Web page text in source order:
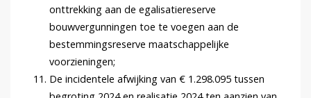
onttrekking aan de egalisatiereserve
bouwvergunningen toe te voegen aan de
bestemmingsreserve maatschappelijke
voorzieningen;
De incidentele afwijking van € 1.298.095 tussen